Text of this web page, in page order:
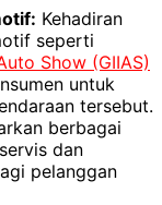
Kehadiran
seperti
Show (GIIAS)
untuk
tersebut.
berbagai
dan
pelanggan